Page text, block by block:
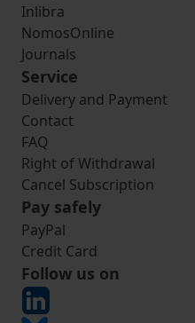
Inlibra
NomosOnline
Journals
Service
Delivery and Payment
Contact
FAQ
Right of Withdrawal
Cancel Subscription
Pay safely
PayPal
Credit Card
Follow us on